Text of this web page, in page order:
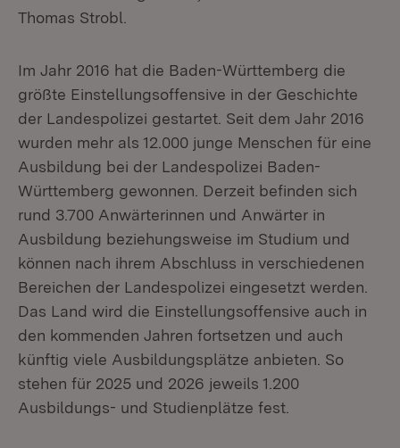
Thomas Strobl.
Im Jahr 2016 hat die Baden-Württemberg die
größte Einstellungsoffensive in der Geschichte
der Landespolizei gestartet. Seit dem Jahr 2016
wurden mehr als 12.000 junge Menschen für eine
Ausbildung bei der Landespolizei Baden-
Württemberg gewonnen. Derzeit befinden sich
rund 3.700 Anwärterinnen und Anwärter in
Ausbildung beziehungsweise im Studium und
können nach ihrem Abschluss in verschiedenen
Bereichen der Landespolizei eingesetzt werden.
Das Land wird die Einstellungsoffensive auch in
den kommenden Jahren fortsetzen und auch
künftig viele Ausbildungsplätze anbieten. So
stehen für 2025 und 2026 jeweils 1.200
Ausbildungs- und Studienplätze fest.